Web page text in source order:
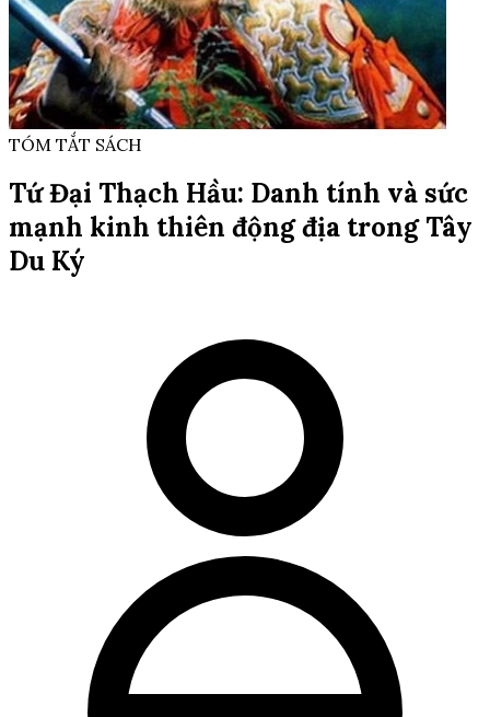
TÓM TẮT SÁCH
Tứ Đại Thạch Hầu: Danh tính và sức
mạnh kinh thiên động địa trong Tây
Du Ký